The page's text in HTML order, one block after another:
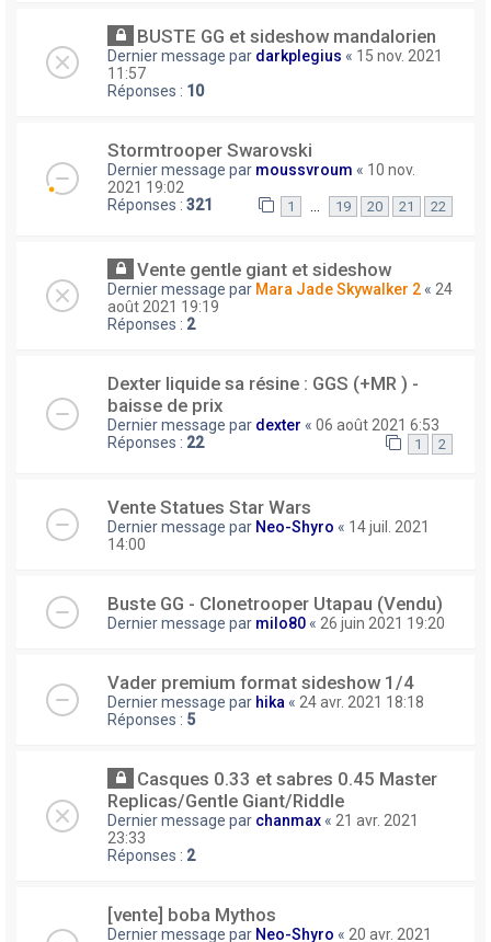
BUSTE GG et sideshow mandalorien
Dernier message par darkplegius « 15 nov. 2021
11:57
Réponses : 10
Stormtrooper Swarovski
Dernier message par moussvroum « 10 nov.
2021 19:02
Réponses : 321 1 … 19 20 21 22
Vente gentle giant et sideshow
Dernier message par Mara Jade Skywalker 2 « 24
août 2021 19:19
Réponses : 2
Dexter liquide sa résine : GGS (+MR ) -
baisse de prix
Dernier message par dexter « 06 août 2021 6:53
Réponses : 22 1 2
Vente Statues Star Wars
Dernier message par Neo-Shyro « 14 juil. 2021
14:00
Buste GG - Clonetrooper Utapau (Vendu)
Dernier message par milo80 « 26 juin 2021 19:20
Vader premium format sideshow 1/4
Dernier message par hika « 24 avr. 2021 18:18
Réponses : 5
Casques 0.33 et sabres 0.45 Master
Replicas/Gentle Giant/Riddle
Dernier message par chanmax « 21 avr. 2021
23:33
Réponses : 2
[vente] boba Mythos
Dernier message par Neo-Shyro « 20 avr. 2021